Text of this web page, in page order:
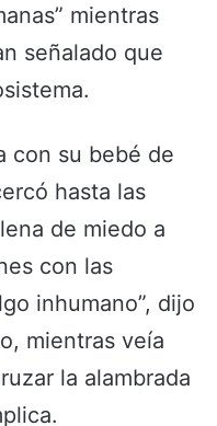
mientras
señalado que
con su bebé de
hasta las
de miedo a
con las
inhumano”, dijo
mientras veía
la alambrada